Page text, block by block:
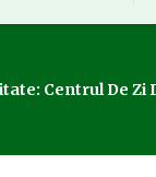
Centrul De